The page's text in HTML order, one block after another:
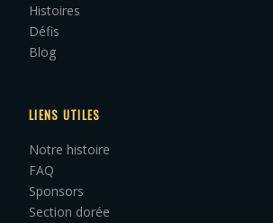
Histoires
Défis
Blog
LIENS UTILES
Notre histoire
FAQ
Sponsors
Section dorée